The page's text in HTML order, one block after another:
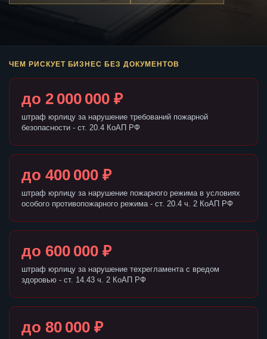
ЧЕМ РИСКУЕТ БИЗНЕС БЕЗ ДОКУМЕНТОВ
до 2 000 000 ₽
штраф юрлицу за нарушение требований пожарной
безопасности - ст. 20.4 КоАП РФ
до 400 000 ₽
штраф юрлицу за нарушение пожарного режима в условиях
особого противопожарного режима - ст. 20.4 ч. 2 КоАП РФ
до 600 000 ₽
штраф юрлицу за нарушение техрегламента с вредом
здоровью - ст. 14.43 ч. 2 КоАП РФ
до 80 000 ₽